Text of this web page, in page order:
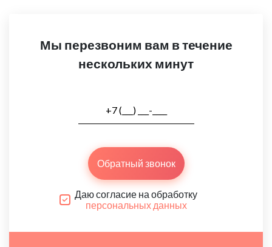
Мы перезвоним вам в течение
нескольких минут
Обратный звонок
Даю согласие на обработку
персональных данных